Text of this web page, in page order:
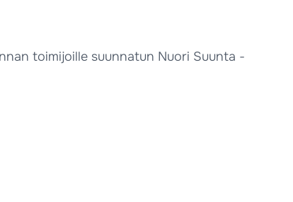
toimijoille suunnatun Nuori Suunta -